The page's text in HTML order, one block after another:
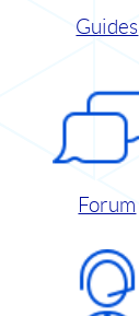
Guides
Forum